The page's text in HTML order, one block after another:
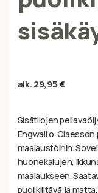
alk. 29,95€
Sisätilojen
Engwall o.
maalaustöihin.
huonekalujen,
maalaukseen.
puolikiiltävä ja